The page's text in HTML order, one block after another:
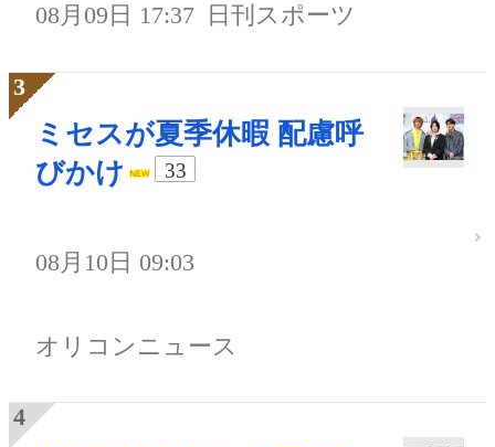
08月09日 17:37 日刊スポーツ
ミセスが夏季休暇 配慮呼
びかけ
33
08月10日 09:03
オリコンニュース